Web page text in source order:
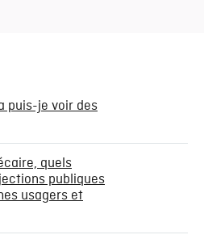
puis-je voir des
quels
publiques
usagers et